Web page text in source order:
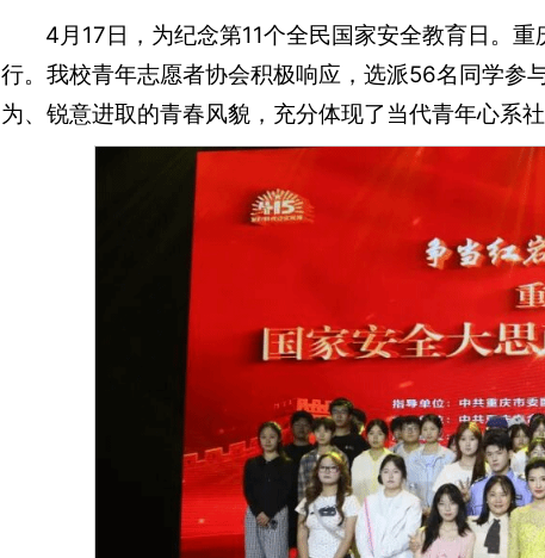
4月17日，为纪念第11个全民国家安全教育日。
行。我校青年志愿者协会积极响应，选派56名同学参
为、锐意进取的青春风貌，充分体现了当代青年心系